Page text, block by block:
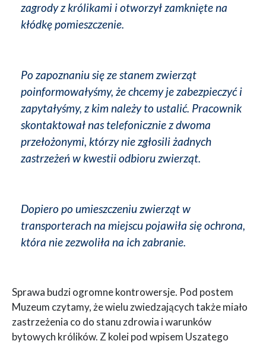
zagrody z królikami i otworzył zamknięte na
kłódkę pomieszczenie.
Po zapoznaniu się ze stanem zwierząt
poinformowałyśmy, że chcemy je zabezpieczyć i
zapytałyśmy, z kim należy to ustalić. Pracownik
skontaktował nas telefonicznie z dwoma
przełożonymi, którzy nie zgłosili żadnych
zastrzeżeń w kwestii odbioru zwierząt.
Dopiero po umieszczeniu zwierząt w
transporterach na miejscu pojawiła się ochrona,
która nie zezwoliła na ich zabranie.
Sprawa budzi ogromne kontrowersje. Pod postem
Muzeum czytamy, że wielu zwiedzających także miało
zastrzeżenia co do stanu zdrowia i warunków
bytowych królików. Z kolei pod wpisem Uszatego